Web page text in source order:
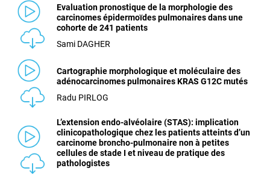
Evaluation pronostique de la morphologie des
carcinomes épidermoïdes pulmonaires dans une
cohorte de 241 patients
Sami DAGHER
Cartographie morphologique et moléculaire des
adénocarcinomes pulmonaires KRAS G12C mutés
Radu PIRLOG
L’extension endo-alvéolaire (STAS): implication
clinicopathologique chez les patients atteints d’un
carcinome broncho-pulmonaire non à petites
cellules de stade I et niveau de pratique des
pathologistes